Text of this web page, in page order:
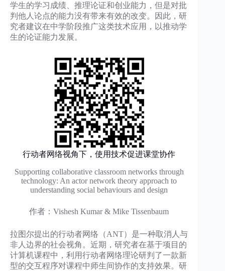
学生的学习成绩、推理论证和创业能力，但是对批
判他人论点的能力没有带来有效的改变。因此，研
究者建议在中学阶段推广这类技术应用，以推动学
生的论证能力发展。
行动者网络视角下，使用技术促进课堂协作
Supporting collaborative classroom networks through
technology: An actor network theory approach to
understanding social behaviours and design
作者：Vishesh Kumar & Mike Tissenbaum
拉图尔提出的行动者网络（ANT）是一种取消人与
非人边界的社会视角。近期，研究者在基于项目的
计算机课程中，利用行动者网络理论研判了一款新
型的交互程序对课程中师生间协作的支持效果。研